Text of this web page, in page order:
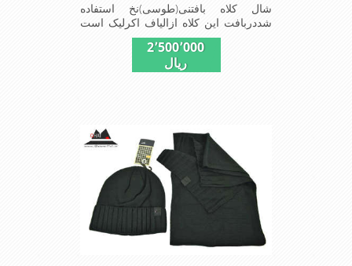
شال کلاه بافتنی(طوسی)نخ استفاده
شددربافت این کلاه ازالیاف اکرلیک است
وکلاه به خاطراستفاده ازدولایه بافت
ضخامت مناسبی درمقابل سرمارادارااست
شیک ومناسب افرادخوش پوش جنس
2٬500٬000
ریال